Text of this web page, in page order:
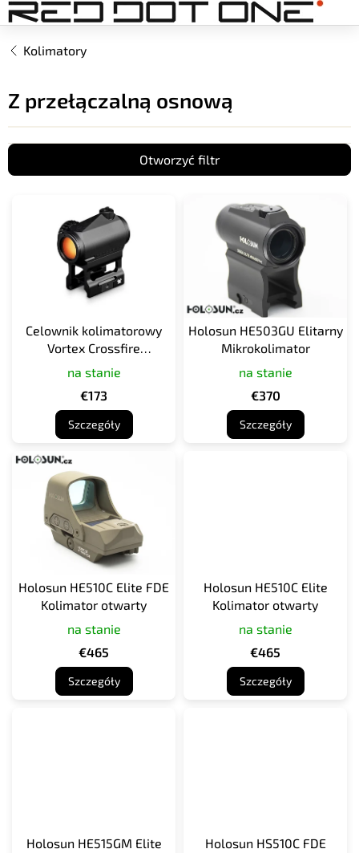
Przejść
do
treściKolimatory
Z przełączalną osnową
Otworzyć filtr
Celownik kolimatorowy
Vortex Crossfire
(ulepszenie LED)
na stanie
€173
Szczegóły
Holosun HE503GU Elitarny
Mikrokolimator
na stanie
€370
Szczegóły
Holosun HE510C Elite FDE
Kolimator otwarty
na stanie
€465
Szczegóły
Holosun HE510C Elite
Kolimator otwarty
na stanie
€465
Szczegóły
Holosun HE515GM Elite
Holosun HS510C FDE